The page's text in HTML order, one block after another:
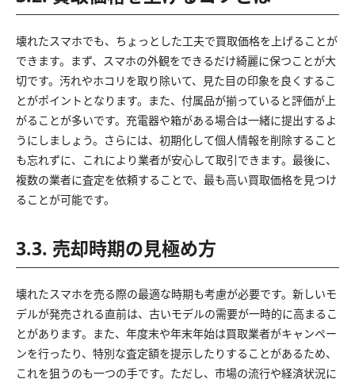
壊れたスマホでも、ちょっとした工夫で買取価格を上げることが
できます。まず、スマホの外観をできるだけ綺麗に保つことが大
切です。汚れやホコリを取り除いて、見た目の印象を良くするこ
とがポイントとなります。また、付属品が揃っていると評価が上
がることが多いです。充電器や箱がある場合は一緒に提出するよ
うにしましょう。さらには、初期化して個人情報を削除すること
も忘れずに、これにより業者が安心して取引できます。最後に、
複数の業者に査定を依頼することで、最も高い買取価格を見つけ
ることが可能です。
3.3. 売却時期の見極め方
壊れたスマホを売る際の最適な時期も考慮が必要です。新しいモ
デルが発売される直前は、古いモデルの需要が一時的に高まるこ
とがあります。また、年度末や年末年始は買取業者がキャンペー
ンを行ったり、特別な査定額を提示したりすることがあるため、
これを狙うのも一つの手です。ただし、市場の流行や経済状況に